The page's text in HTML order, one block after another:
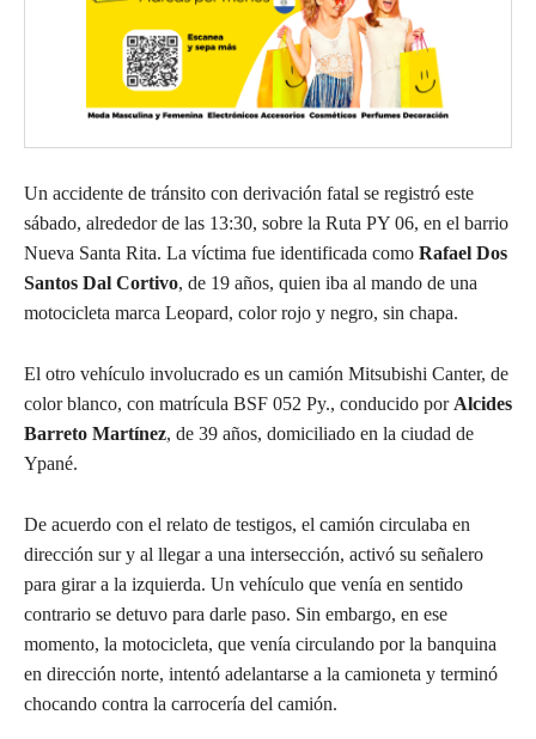
Un accidente de tránsito con derivación fatal se registró este
sábado, alrededor de las 13:30, sobre la Ruta PY 06, en el barrio
Nueva Santa Rita. La víctima fue identificada como Rafael Dos
Santos Dal Cortivo, de 19 años, quien iba al mando de una
motocicleta marca Leopard, color rojo y negro, sin chapa.
El otro vehículo involucrado es un camión Mitsubishi Canter, de
color blanco, con matrícula BSF 052 Py., conducido por Alcides
Barreto Martínez, de 39 años, domiciliado en la ciudad de
Ypané.
De acuerdo con el relato de testigos, el camión circulaba en
dirección sur y al llegar a una intersección, activó su señalero
para girar a la izquierda. Un vehículo que venía en sentido
contrario se detuvo para darle paso. Sin embargo, en ese
momento, la motocicleta, que venía circulando por la banquina
en dirección norte, intentó adelantarse a la camioneta y terminó
chocando contra la carrocería del camión.